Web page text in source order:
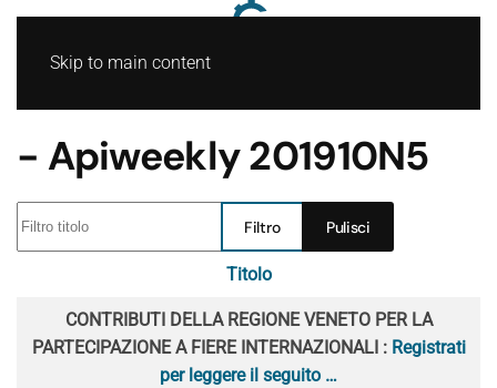
Skip to main content
- Apiweekly 201910N5
Filtro Pulisci
Articoli
Titolo
CONTRIBUTI DELLA REGIONE VENETO PER LA
PARTECIPAZIONE A FIERE INTERNAZIONALI : Registrati
per leggere il seguito …